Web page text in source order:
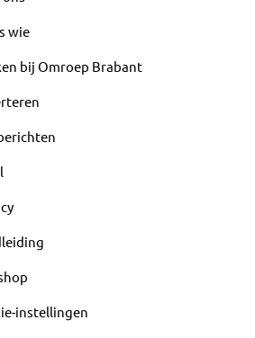
wie
bij Omroep Brabant
instellingen